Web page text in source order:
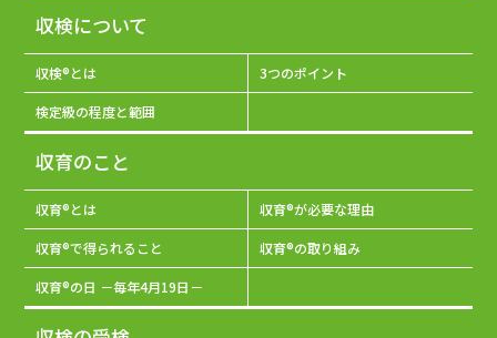
収検について
収検®とは 3つのポイント
検定級の程度と範囲
収育のこと
収育®とは 収育®が必要な理由
収育®で得られること 収育®の取り組み
収育®の日 －毎年4月19日－